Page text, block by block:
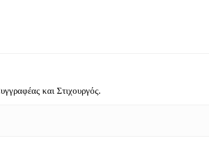
και Στιχουργός.